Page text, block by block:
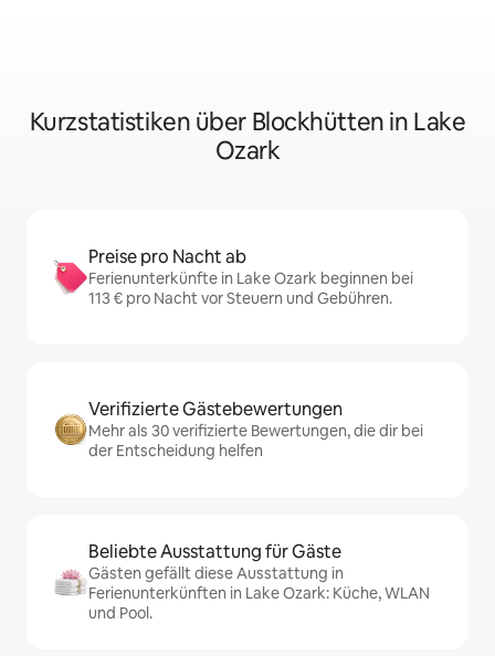
Kurzstatistiken über Blockhütten in Lake
Ozark
Preise pro Nacht ab
Ferienunterkünfte in Lake Ozark beginnen bei
113 € pro Nacht vor Steuern und Gebühren.
Verifizierte Gästebewertungen
Mehr als 30 verifizierte Bewertungen, die dir bei
der Entscheidung helfen
Beliebte Ausstattung für Gäste
Gästen gefällt diese Ausstattung in
Ferienunterkünften in Lake Ozark: Küche, WLAN
und Pool.